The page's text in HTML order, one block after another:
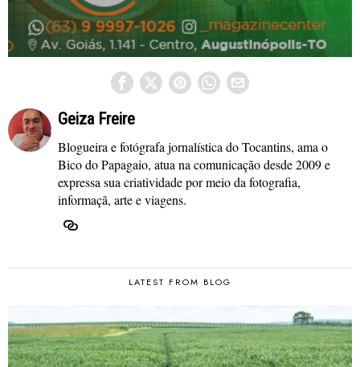
Geiza Freire
Blogueira e fotógrafa jornalística do Tocantins, ama o
Bico do Papagaio, atua na comunicação desde 2009 e
expressa sua criatividade por meio da fotografia,
informaçã, arte e viagens.
LATEST FROM BLOG